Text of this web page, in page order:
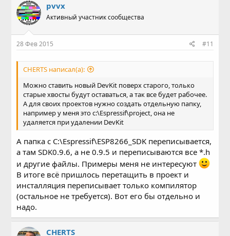
pvvx
Активный участник сообщества
28 Фев 2015 #11
CHERTS написал(а):
Можно ставить новый DevKit поверх старого, только
старые хвосты будут оставаться, а так все будет рабочее.
А для своих проектов нужно создать отдельную папку,
например у меня это c:\Espressif\project, она не
удаляется при удалении DevKit
А папка с C:\Espressif\ESP8266_SDK переписывается,
а там SDK0.9.6, а не 0.9.5 и переписываются все *.h
и другие файлы. Примеры меня не интересуют
В итоге всё пришлось перетащить в проект и
инсталляция переписывает только компилятор
(остальное не требуется). Вот его бы отдельно и
надо.
CHERTS